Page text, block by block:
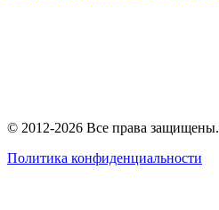
© 2012-2026 Все права защищены.
Политика конфиденциальности